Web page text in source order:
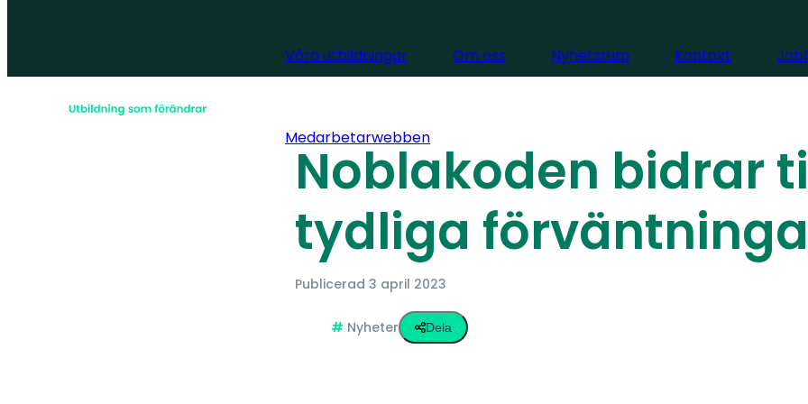
Våra utbildningar Om oss Nyhetsrum Kontakt
Medarbetarwebben
Noblakoden bidrar
tydliga
Publicerad 3 april 2023
Nyheter Dela